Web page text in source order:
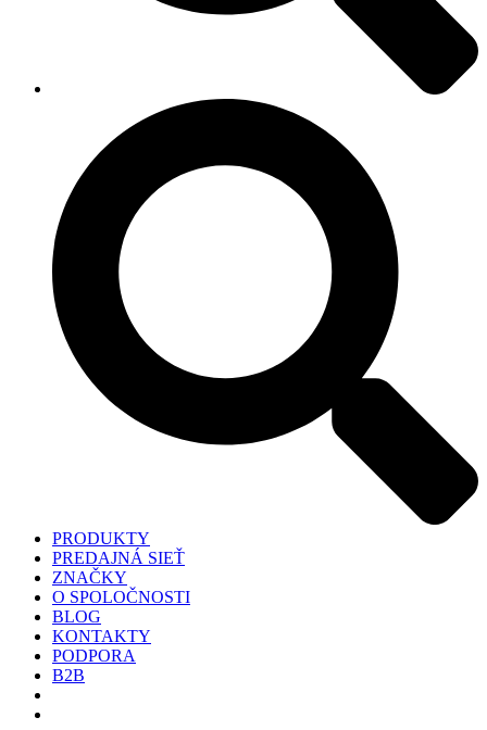
PRODUKTY
PREDAJNÁ SIEŤ
ZNAČKY
O SPOLOČNOSTI
BLOG
KONTAKTY
PODPORA
B2B